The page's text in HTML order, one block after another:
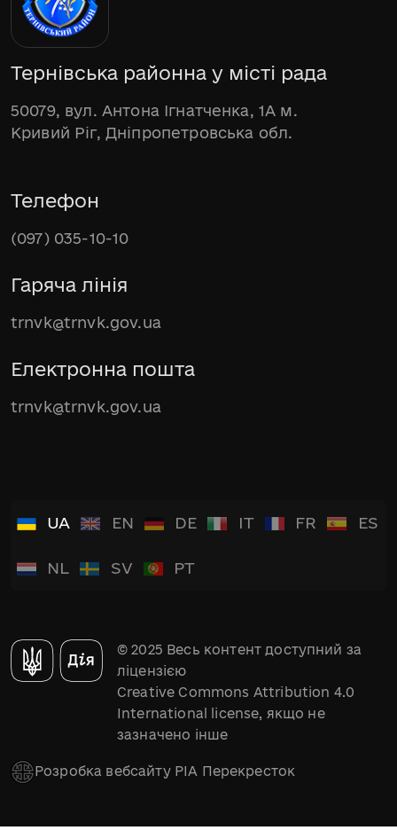
Тернівська районна у місті рада
50079, вул. Антона Ігнатченка, 1А м.
Кривий Ріг, Дніпропетровська обл.
Телефон
(097) 035-10-10
Гаряча лінія
trnvk@trnvk.gov.ua
Електронна пошта
trnvk@trnvk.gov.ua
UA EN DE IT FR ES
NL SV PT
© 2025 Весь контент доступний за
ліцензією
Creative Commons Attribution 4.0
International license, якщо не
зазначено інше
Розробка вебсайту РІА Перекресток